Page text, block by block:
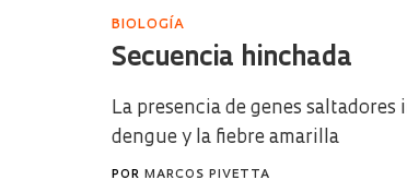
BIOLOGÍA
Secuencia hinchada
La presencia de genes
dengue y la fiebre amarilla
POR MARCOS PIVETTA